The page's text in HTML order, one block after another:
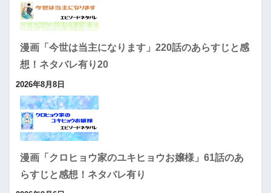
漫画「今世は当主になります」220話のあらすじと感
想！ネタバレ有り20
2026年8月8日
漫画「クロヒョウ家のユキヒョウお嬢様」61話のあ
らすじと感想！ネタバレ有り